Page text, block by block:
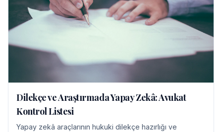
Dilekçe ve Araştırmada Yapay Zekâ: Avukat
Kontrol Listesi
Yapay zekâ araçlarının hukuki dilekçe hazırlığı ve